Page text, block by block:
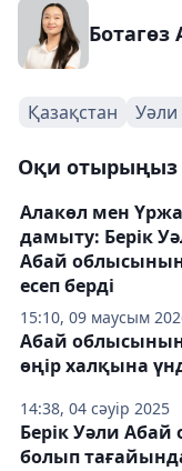
Ботагөз
Қазақстан Уәли
Оқи отырыңыз
15:10, 09 маусым
Алакөл мен
дамыту: Берік
Абай
есеп берді
14:38, 04 сәуір 2025
Абай облысының
өңір халқына
Берік Уәли
болып